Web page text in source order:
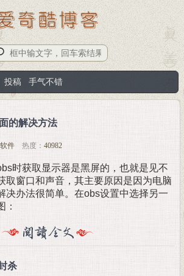
投稿 手气不错
的解决方法
软件 热度： 40982
时获取显示器是黑屏的，也就是见不
取窗口和声音，其主要原因是因为电脑
决办法很简单。在obs设置中选择另一
：
杀